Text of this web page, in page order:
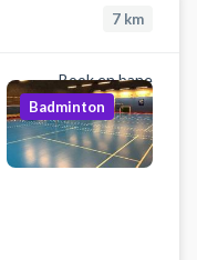
7 km
Book en bane
Badminton